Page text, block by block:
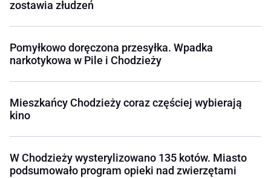
zostawia złudzeń
Pomyłkowo doręczona przesyłka. Wpadka
narkotykowa w Pile i Chodzieży
Mieszkańcy Chodzieży coraz częściej wybierają
kino
W Chodzieży wysterylizowano 135 kotów. Miasto
podsumowało program opieki nad zwierzętami